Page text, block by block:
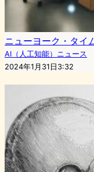
ニューヨーク・タイ
AI（人工知能）ニュース
2024年1月31日3:32